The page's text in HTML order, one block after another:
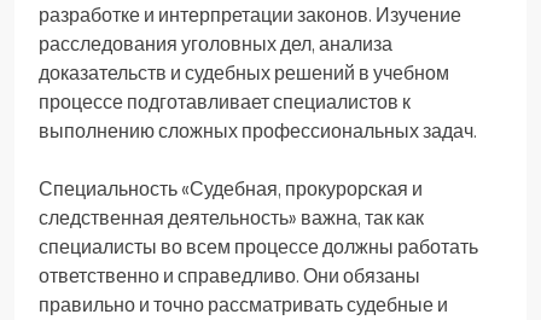
разработке и интерпретации законов. Изучение
расследования уголовных дел, анализа
доказательств и судебных решений в учебном
процессе подготавливает специалистов к
выполнению сложных профессиональных задач.
Специальность «Судебная, прокурорская и
следственная деятельность» важна, так как
специалисты во всем процессе должны работать
ответственно и справедливо. Они обязаны
правильно и точно рассматривать судебные и